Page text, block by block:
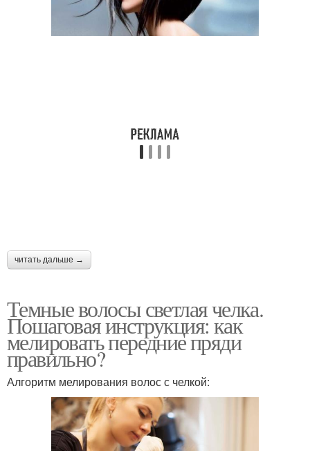
читать дальше →
Темные волосы светлая челка.
Пошаговая инструкция: как
мелировать передние пряди
правильно?
Алгоритм мелирования волос с челкой: